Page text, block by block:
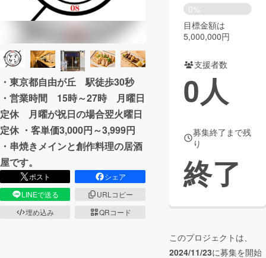
映像・映画 書籍・雑誌
ビジネス・起業 チャレンジ
まちづくり・地域活性化
CAMPFIRE for Social Good
CAMPFIRE Creation
CAMPFIREふるさと納税machi-ya コミュニティ
・東京都自由が丘 駅徒歩30秒
・営業時間 15時～27時 月曜日
定休 月曜が祝日の場合翌火曜日
定休 ・客単価3,000円～3,999円
・串焼きメインと創作料理の居酒
屋です。
ポスト
シェア
LINEで送る
URLコピー
埋め込み
QRコード
0%
目標金額は
5,000,000円
支援者数
0人
募集終了まで残
り
終了
このプロジェクトは、
2024/11/23に募集を開始